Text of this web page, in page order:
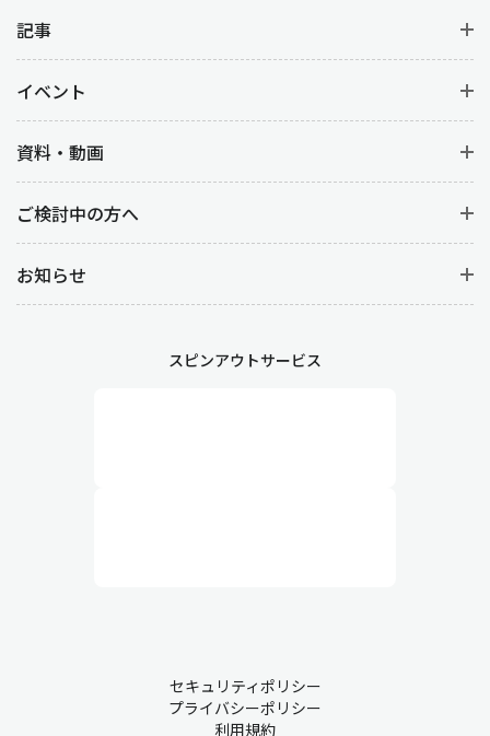
記事
イベント
資料・動画
ご検討中の方へ
お知らせ
スピンアウトサービス
セキュリティポリシー
プライバシーポリシー
利用規約